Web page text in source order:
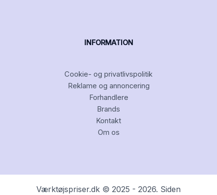
INFORMATION
Cookie- og privatlivspolitik
Reklame og annoncering
Forhandlere
Brands
Kontakt
Om os
Værktøjspriser.dk © 2025 - 2026. Siden